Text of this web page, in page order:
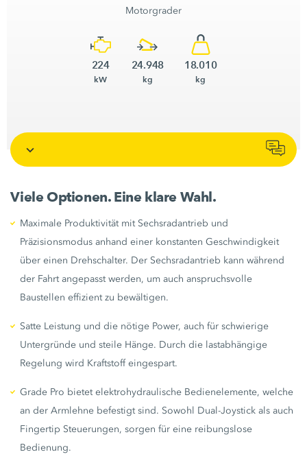
Motorgrader
224
kW
24.948
kg
18.010
kg
Viele Optionen. Eine klare Wahl.
Maximale Produktivität mit Sechsradantrieb und
Präzisionsmodus anhand einer konstanten Geschwindigkeit
über einen Drehschalter. Der Sechsradantrieb kann während
der Fahrt angepasst werden, um auch anspruchsvolle
Baustellen effizient zu bewältigen.
Satte Leistung und die nötige Power, auch für schwierige
Untergründe und steile Hänge. Durch die lastabhängige
Regelung wird Kraftstoff eingespart.
Grade Pro bietet elektrohydraulische Bedienelemente, welche
an der Armlehne befestigt sind. Sowohl Dual-Joystick als auch
Fingertip Steuerungen, sorgen für eine reibungslose
Bedienung.